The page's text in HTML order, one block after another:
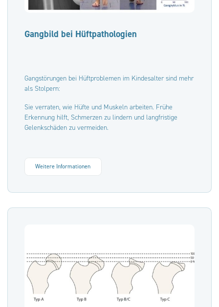
Gangbild bei Hüftpathologien
Gangstörungen bei Hüftproblemen im Kindesalter sind mehr
als Stolpern:
Sie verraten, wie Hüfte und Muskeln arbeiten. Frühe
Erkennung hilft, Schmerzen zu lindern und langfristige
Gelenkschäden zu vermeiden.
Weitere Informationen